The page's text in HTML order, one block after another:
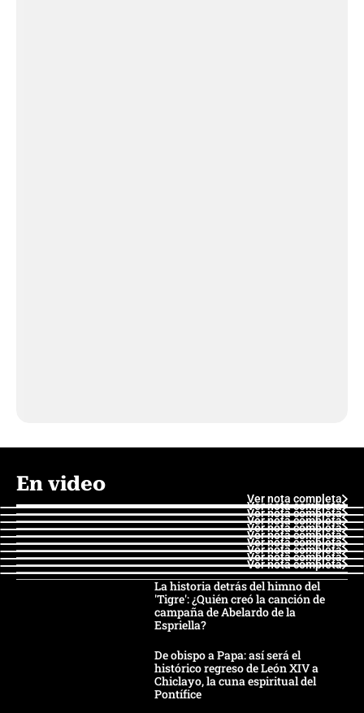
En video
Ver nota completa
Ver nota completa
Ver nota completa
Ver nota completa
Ver nota completa
Ver nota completa
Ver nota completa
Ver nota completa
Ver nota completa
Ver nota completa
La historia detrás del himno del
'Tigre': ¿Quién creó la canción de
campaña de Abelardo de la
Espriella?
De obispo a Papa: así será el
histórico regreso de León XIV a
Chiclayo, la cuna espiritual del
Pontífice